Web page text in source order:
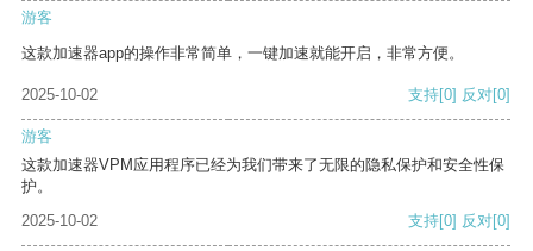
游客
这款加速器app的操作非常简单，一键加速就能开启，非常方便。
2025-10-02 支持[0] 反对[0]
游客
这款加速器VPM应用程序已经为我们带来了无限的隐私保护和安全性保
护。
2025-10-02
支持[0] 反对[0]